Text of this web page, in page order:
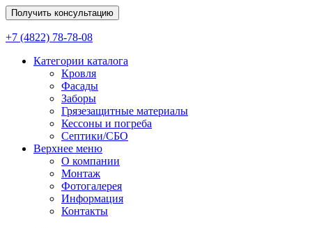
Получить консультацию
+7 (4822) 78-78-08
Категории каталога
Кровля
Фасады
Заборы
Грязезащитные материалы
Кессоны и погреба
Септики/СБО
Верхнее меню
О компании
Монтаж
Фотогалерея
Информация
Контакты